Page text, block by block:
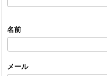
名前
メール